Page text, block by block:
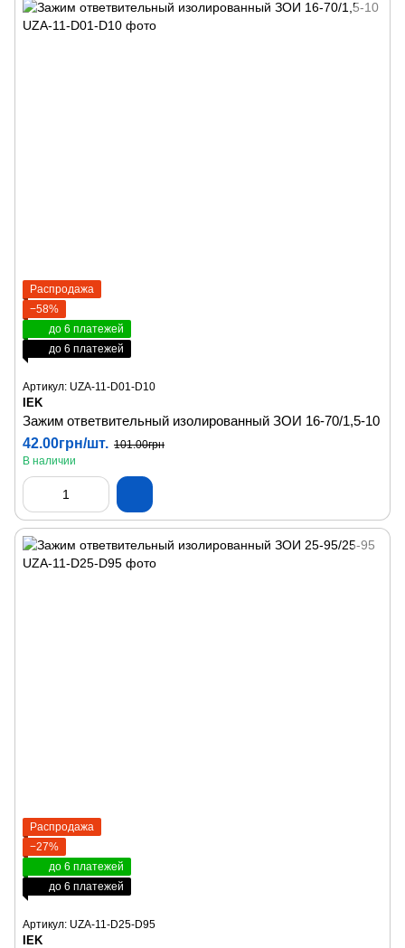
Распродажа
−58%
до 6 платежей
до 6 платежей
Артикул: UZA-11-D01-D10
IEK
Зажим ответвительный изолированный ЗОИ 16-70/1,5-10
42.00грн/шт. 101.00грн
В наличии
Распродажа
−27%
до 6 платежей
до 6 платежей
Артикул: UZA-11-D25-D95
IEK